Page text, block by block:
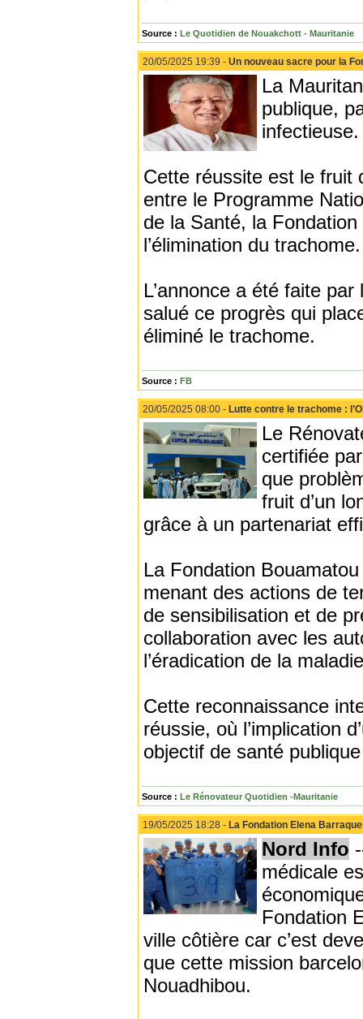
Source : Le Quotidien de Nouakchott - Mauritanie
20/05/2025 19:39 - Un nouveau sacre pour la
La
publique,
infectieuse.
Cette réussite est le fruit
entre le Programme
de la Santé, la
l’élimination du trachome.
L’annonce a été faite
salué ce progrès qui
éliminé le trachome.
Source : FB
20/05/2025 08:00 - Lutte contre le trachome :
Le
certifiée
que
fruit d’un
grâce à un partenariat
La Fondation
menant des actions de
de sensibilisation et de
collaboration avec les
l’éradication de la
Cette reconnaissance
réussie, où l’implication
objectif de santé
Source : Le Rénovateur Quotidien -Mauritanie
19/05/2025 18:28 - La Fondation Elena
Nord Info
médicale
Fondation
ville côtière car c’est
que cette mission
Nouadhibou.